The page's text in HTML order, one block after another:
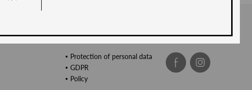
General terms
Protection of personal data
GDPR
Policy
Follow Andrews/